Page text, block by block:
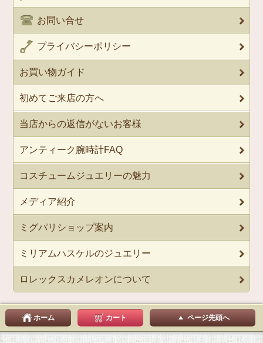
お問い合せ
プライバシーポリシー
お買い物ガイド
初めてご来店の方へ
当店からの返信がないお客様
アンティーク腕時計FAQ
コスチュームジュエリーの魅力
メディア紹介
ミグパリショップ案内
ミリアムハスケルのジュエリー
ロレックスカメレオンについて
ホーム カート ページ先頭へ